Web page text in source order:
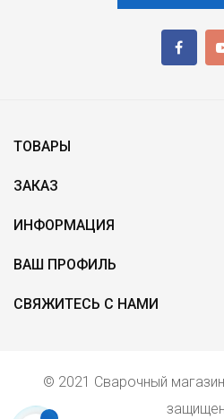
ТОВАРЫ
ЗАКАЗ
ИНФОРМАЦИЯ
ВАШ ПРОФИЛЬ
СВЯЖИТЕСЬ С НАМИ
© 2021 Сварочный